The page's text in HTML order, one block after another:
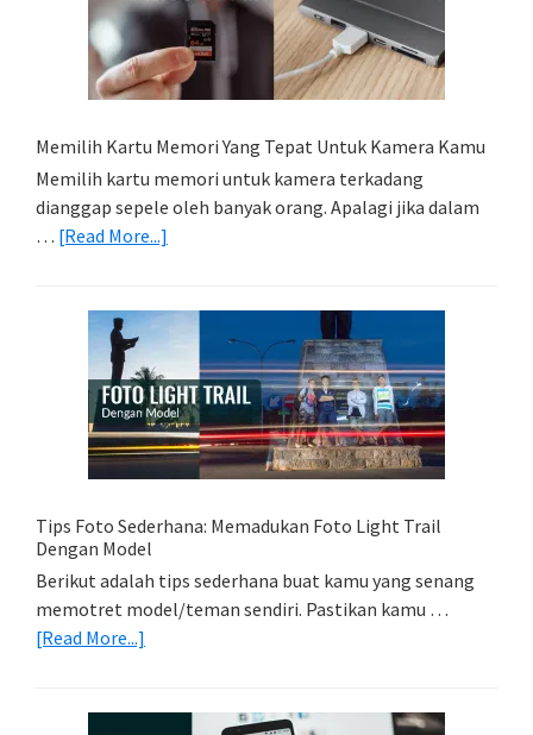
Memilih Kartu Memori Yang Tepat Untuk Kamera Kamu
Memilih kartu memori untuk kamera terkadang
dianggap sepele oleh banyak orang. Apalagi jika dalam
… [Read More...]
Memori
Tepat
Untuk
Kamera
Kamu
Tips Foto Sederhana: Memadukan Foto Light Trail
Dengan Model
Berikut adalah tips sederhana buat kamu yang senang
memotret model/teman sendiri. Pastikan kamu …
[Read More...]
Sederhana: